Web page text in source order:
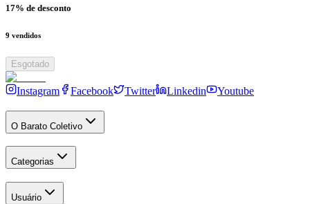
17% de desconto
9 vendidos
Esgotado
Instagram Facebook Twitter Linkedin Youtube
O Barato Coletivo
Categorias
Usuário